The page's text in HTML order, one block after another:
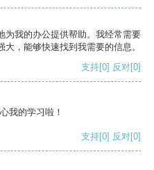
为我的办公提供帮助。我经常需要
，能够快速找到我需要的信息。
支持[0] 反对[0]
我的学习啦！
支持[0] 反对[0]